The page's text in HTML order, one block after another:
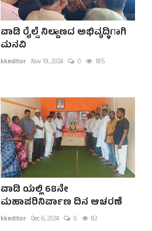
ವಾಡಿ ರೈಲ್ವೆ ನಿಲ್ದಾಣದ ಅಭಿವೃದ್ಧಿಗಾಗಿ
ಮನವಿ
kkeditor Nov 19, 2024 0 185
ವಾಡಿ ಯಲ್ಲಿ 68ನೇ
ಮಹಾಪರಿನಿರ್ವಾಣ ದಿನ ಆಚರಣೆ
kkeditor Dec 6, 2024 0 82